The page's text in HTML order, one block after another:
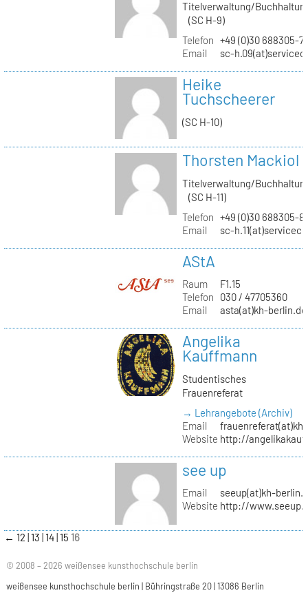
Titelverwaltung/
(SC H-9)
Telefon +49 (0)30 688305-
Email
sc-
Heike
Tuchscheerer
(SC H-10)
Thorsten Mackiol
Titelverwaltung/
(SC H-11)
Telefon +49 (0)30 688305-
Email
sc-
AStA
Raum
F1.15
Telefon
030 / 47705360
Email
asta(at)kh-berlin.de
Angelika
Kauffmann
Studentisches
Frauenreferat
→ Lehrangebote (Archiv)
Email
Website http://
see up
Email
seeup(at)kh-
Website http://
← 12 13 14 15 16
© 2008 – 2026 weißensee kunsthochschule berlin
weißensee kunsthochschule berlin | Bühringstraße 20 | 13086 Berlin